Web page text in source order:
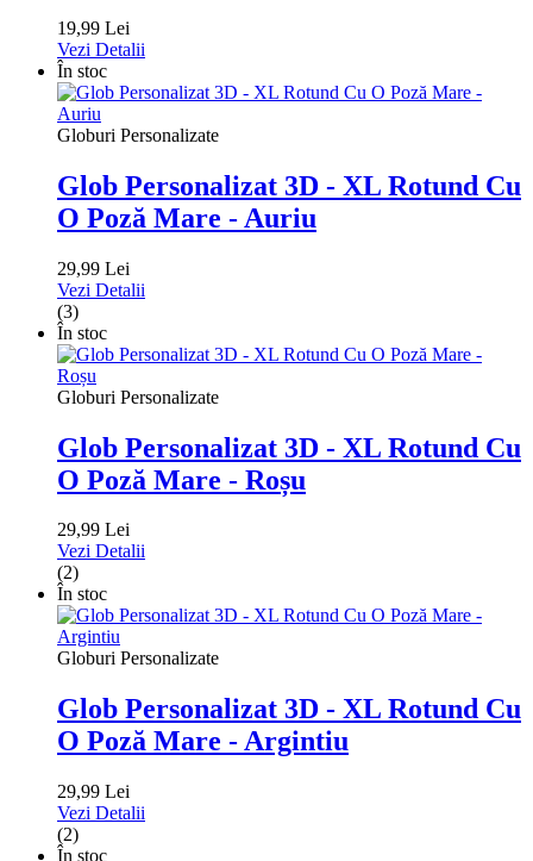
19,99 Lei
Vezi Detalii
În stoc
Globuri Personalizate
Glob Personalizat 3D - XL Rotund Cu
O Poză Mare - Auriu
29,99 Lei
Vezi Detalii
(3)
În stoc
Globuri Personalizate
Glob Personalizat 3D - XL Rotund Cu
O Poză Mare - Roșu
29,99 Lei
Vezi Detalii
(2)
În stoc
Globuri Personalizate
Glob Personalizat 3D - XL Rotund Cu
O Poză Mare - Argintiu
29,99 Lei
Vezi Detalii
(2)
În stoc